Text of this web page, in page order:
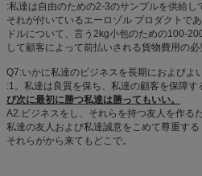
:私達は自由のための2-3のサンプルを供給し
それが付いているエーロゾル プロダクトで
ドルについて、言う2kg小包のための100-
して顧客によって前払いされる貨物費用の必
Q7:いかに私達のビジネスを長期におよびよ
:1。私達は良質を保ち、私達の顧客を保障す
び次に最初に勝つ私達は勝ってもいい。
A2.ビジネスをし、それらを持つ友人を作る
私達の友人および私達誠意をこめて尊重する
それらがから来てもどこで。